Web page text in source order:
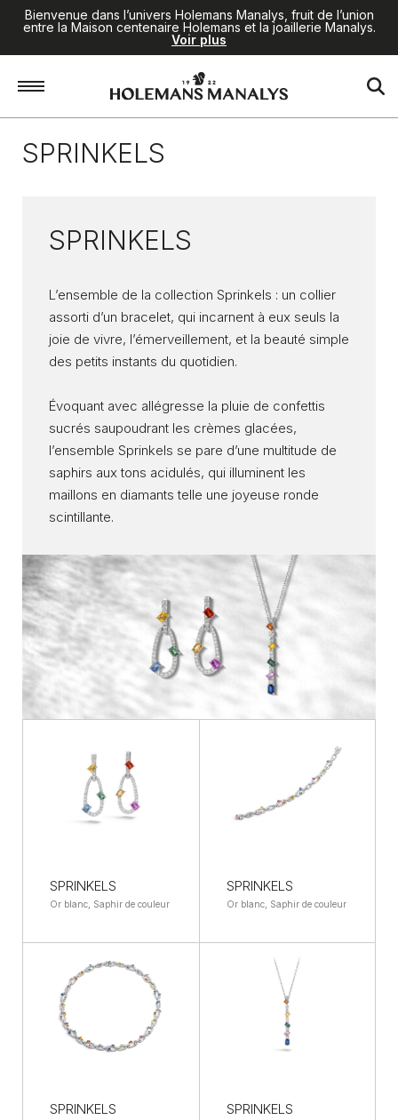
Bienvenue dans l’univers Holemans Manalys, fruit de l’union
entre la Maison centenaire Holemans et la joaillerie Manalys.
Voir plus
Collections / Sprinkels
SPRINKELS
SPRINKELS
L’ensemble de la collection Sprinkels : un collier
assorti d’un bracelet, qui incarnent à eux seuls la
joie de vivre, l’émerveillement, et la beauté simple
des petits instants du quotidien.
Évoquant avec allégresse la pluie de confettis
sucrés saupoudrant les crèmes glacées,
l’ensemble Sprinkels se pare d’une multitude de
saphirs aux tons acidulés, qui illuminent les
maillons en diamants telle une joyeuse ronde
scintillante.
SPRINKELS
Or blanc, Saphir de couleur
SPRINKELS
Or blanc, Saphir de couleur
SPRINKELS SPRINKELS